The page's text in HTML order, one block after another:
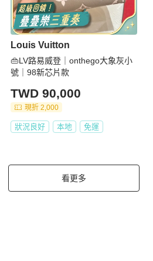
Louis Vuitton
👜LV路易威登｜onthego大象灰小
號｜98新芯片款
TWD 90,000
現折 2,000
狀況良好 本地 免運
看更多